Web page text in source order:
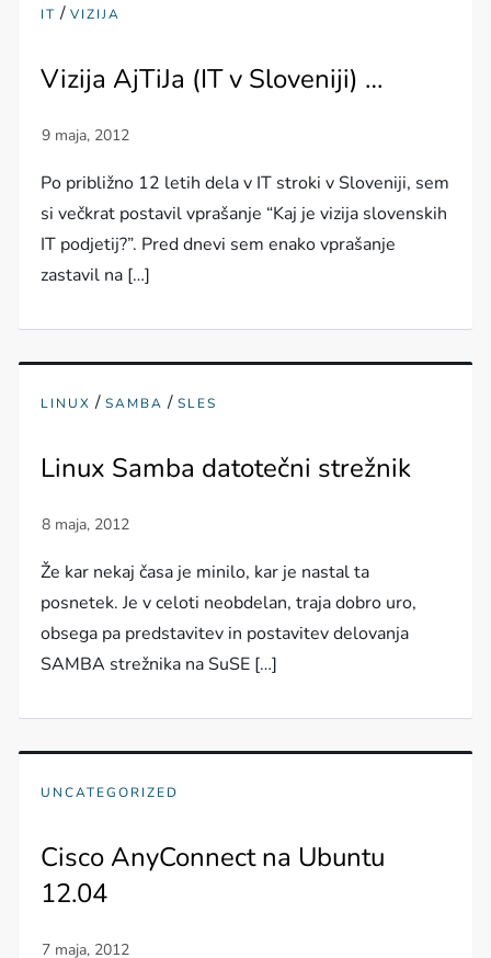
IT /VIZIJA
Vizija AjTiJa (IT v Sloveniji) …
Po približno 12 letih dela v IT stroki v Sloveniji, sem
si večkrat postavil vprašanje “Kaj je vizija slovenskih
IT podjetij?”. Pred dnevi sem enako vprašanje
zastavil na […]
LINUX /SAMBA /SLES
Linux Samba datotečni strežnik
Že kar nekaj časa je minilo, kar je nastal ta
posnetek. Je v celoti neobdelan, traja dobro uro,
obsega pa predstavitev in postavitev delovanja
SAMBA strežnika na SuSE […]
UNCATEGORIZED
Cisco AnyConnect na Ubuntu
12.04